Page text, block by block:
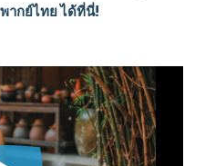
ากย์ไทย ได้ที่นี่!